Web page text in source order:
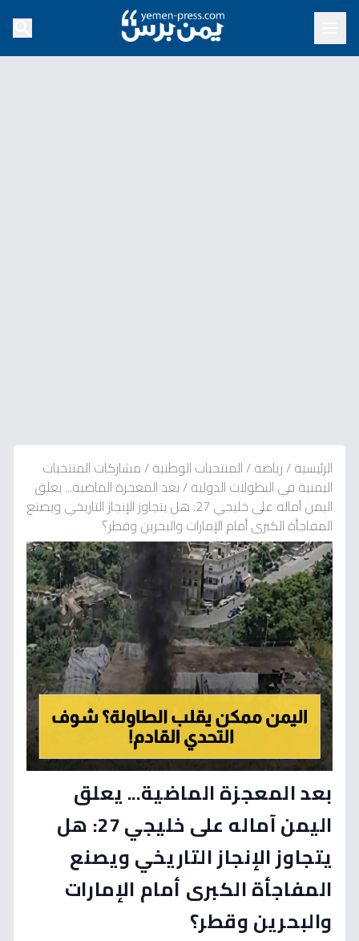
الرئيسية/رياضة/المنتخبات الوطنية/مشاركات المنتخبات
اليمنية في البطولات الدولية/بعد المعجزة الماضية... يعلق
اليمن آماله على خليجي 27: هل يتجاوز الإنجاز التاريخي ويصنع
المفاجأة الكبرى أمام الإمارات والبحرين وقطر؟
بعد المعجزة الماضية... يعلق
اليمن آماله على خليجي 27: هل
يتجاوز الإنجاز التاريخي ويصنع
المفاجأة الكبرى أمام الإمارات
والبحرين وقطر؟